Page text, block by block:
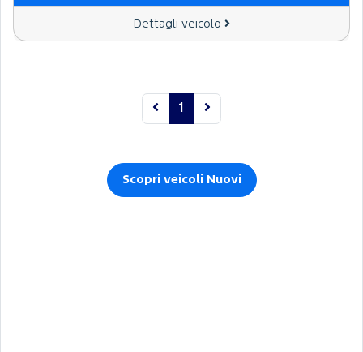
Dettagli veicolo
1
Scopri veicoli Nuovi